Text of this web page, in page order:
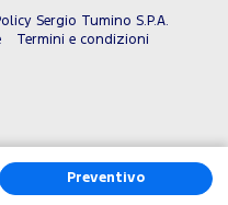
Preventivo
Sergio Tumino S.P.A.
Termini e condizioni